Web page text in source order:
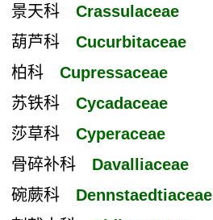
景天科
Crassulaceae
葫芦科
Cucurbitaceae
柏科
Cupressaceae
苏铁科
Cycadaceae
莎草科
Cyperaceae
骨碎补科
Davalliaceae
碗蕨科
Dennstaedtiaceae